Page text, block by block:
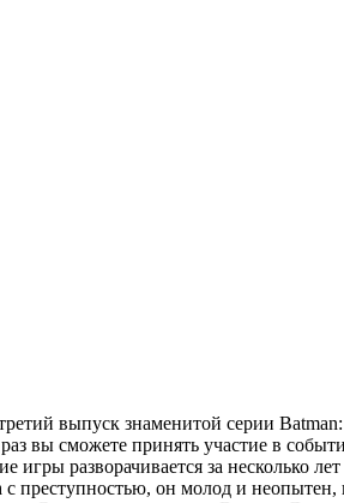
выпуск знаменитой серии
вы сможете принять участие в
разворачивается за несколько
с преступностью, он молод и